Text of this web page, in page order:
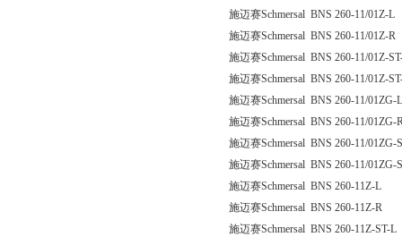
施迈赛Schmersal BNS 260-11/01Z-L
施迈赛Schmersal BNS 260-11/01Z-R
施迈赛Schmersal BNS 260-11/01Z-
施迈赛Schmersal BNS 260-11/01Z-
施迈赛Schmersal BNS 260-11/01ZG-L
施迈赛Schmersal BNS 260-11/01ZG-
施迈赛Schmersal BNS 260-11/01ZG-
施迈赛Schmersal BNS 260-11/01ZG-
施迈赛Schmersal BNS 260-11Z-L
施迈赛Schmersal BNS 260-11Z-R
施迈赛Schmersal BNS 260-11Z-ST-L